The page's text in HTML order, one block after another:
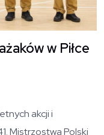
w Piłce
akcji i
Mistrzostwa Polski